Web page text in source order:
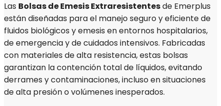
Las Bolsas de Emesis Extraresistentesde Emerplus
están diseñadas para el manejo seguro y eficiente de
fluidos biológicos y emesis en entornos hospitalarios,
de emergencia y de cuidados intensivos. Fabricadas
con materiales de alta resistencia, estas bolsas
garantizan la contención total de líquidos, evitando
derrames y contaminaciones, incluso en situaciones
de alta presión o volúmenes inesperados.